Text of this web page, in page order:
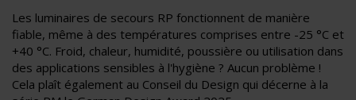
Les luminaires de secours RP fonctionnent de manière
fiable, même à des températures comprises entre -25 °C et
+40 °C. Froid, chaleur, humidité, poussière ou utilisation dans
des applications sensibles à l'hygiène ? Aucun problème !
Cela plaît également au Conseil du Design qui décerne à la